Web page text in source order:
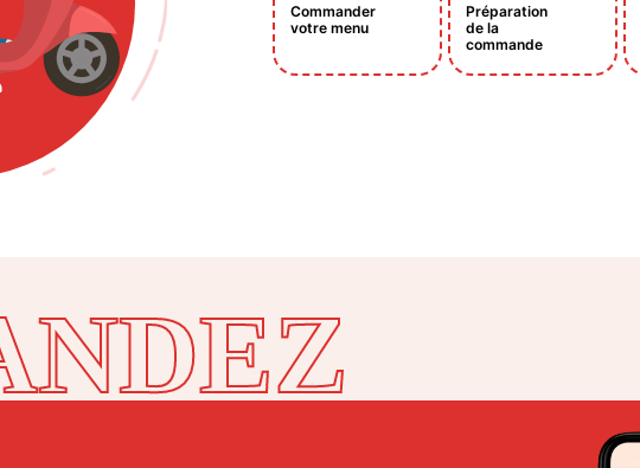
Commander
votre menu
Préparation
de la
commande